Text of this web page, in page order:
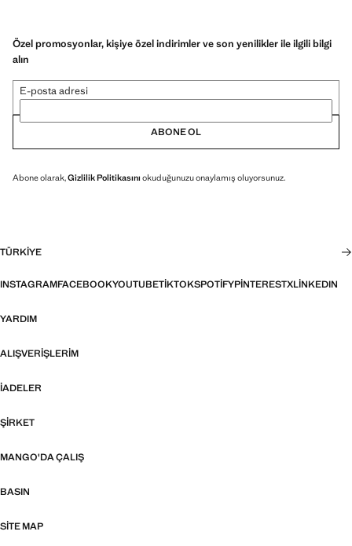
Özel promosyonlar, kişiye özel indirimler ve son yenilikler ile ilgili bilgi
alın
E-posta adresi
ABONE OL
Abone olarak,Gizlilik Politikasını okuduğunuzu onaylamış oluyorsunuz.
TÜRKIYE
INSTAGRAMFACEBOOKYOUTUBETIKTOKSPOTIFYPINTERESTXLINKEDIN
YARDIM
ALIŞVERIŞLERIM
İADELER
ŞIRKET
MANGO'DA ÇALIŞ
BASIN
SITE MAP